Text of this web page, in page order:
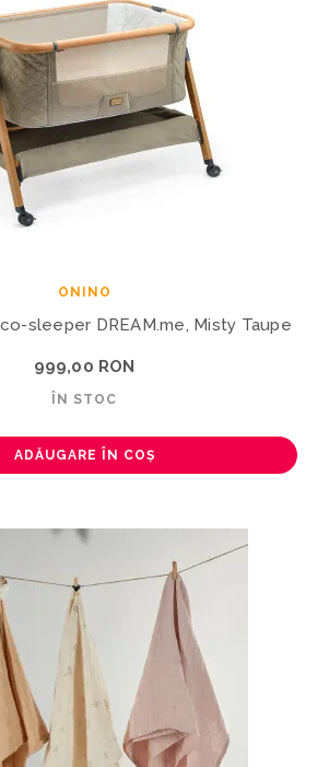
ONINO
sleeper DREAM.me, Misty Taupe
999,00 RON
ÎN STOC
ADĂUGARE ÎN COȘ